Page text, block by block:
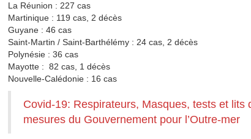
La Réunion : 227 cas
Martinique : 119 cas, 2 décès
Guyane : 46 cas
Saint-Martin / Saint-Barthélémy : 24 cas, 2 décès
Polynésie : 36 cas
Mayotte : 82 cas, 1 décès
Nouvelle-Calédonie : 16 cas
Covid-19: Respirateurs, Masques, tests et lits
mesures du Gouvernement pour l’Outre-mer